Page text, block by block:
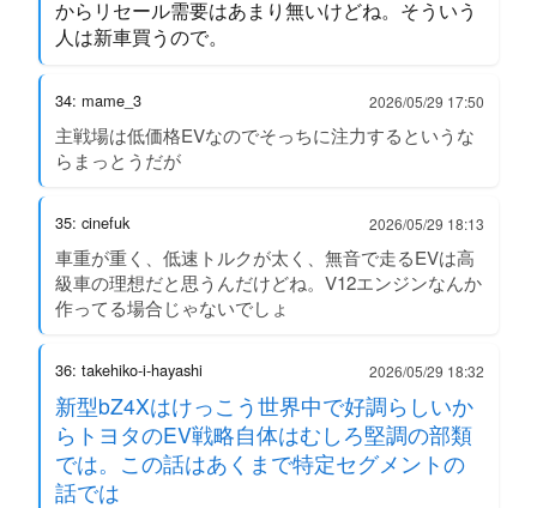
からリセール需要はあまり無いけどね。そういう
人は新車買うので。
34: mame_3 2026/05/29 17:50
主戦場は低価格EVなのでそっちに注力するというな
らまっとうだが
35: cinefuk 2026/05/29 18:13
車重が重く、低速トルクが太く、無音で走るEVは高
級車の理想だと思うんだけどね。V12エンジンなんか
作ってる場合じゃないでしょ
36: takehiko-i-hayashi 2026/05/29 18:32
新型bZ4Xはけっこう世界中で好調らしいか
らトヨタのEV戦略自体はむしろ堅調の部類
では。この話はあくまで特定セグメントの
話では